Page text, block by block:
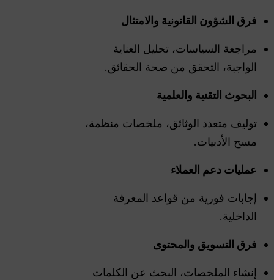
فرق الشؤون القانونية والامتثال
مراجعة السياسات، تحليل العناية
الواجبة، التحقق من صحة الحقائق.
البحوث التقنية والعلمية
توليف متعدد الوثائق، ملخصات منظمة،
مسح الأدبيات.
عمليات دعم العملاء
إجابات فورية من قواعد المعرفة
الداخلية.
فرق التسويق والمحتوى
إنشاء الملخصات، البحث عن الكلمات